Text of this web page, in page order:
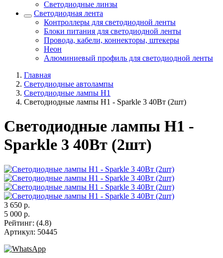
Светодиодные линзы
Светодиодная лента
Контроллеры для светодиодной ленты
Блоки питания для светодиодной ленты
Провода, кабели, коннекторы, штекеры
Неон
Алюминиевый профиль для светодиодной ленты
Главная
Светодиодные автолампы
Светодиодные лампы H1
Светодиодные лампы H1 - Sparkle 3 40Вт (2шт)
Светодиодные лампы H1 -
Sparkle 3 40Вт (2шт)
3 650 р.
5 000 р.
Рейтинг: (4.8)
Артикул: 50445